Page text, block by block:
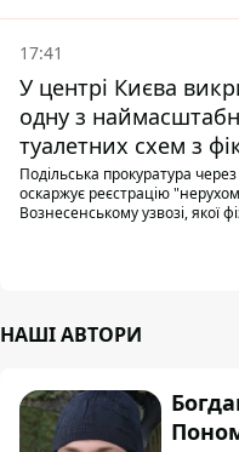
17:41
У центрі Києва
одну з
туалетних схем з
будинком
Подільська прокуратура
оскаржує реєстрацію
Вознесенському узвозі, якої
НАШІ АВТОРИ